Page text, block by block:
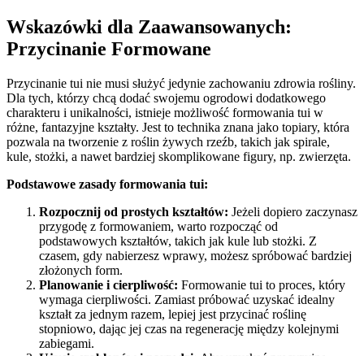
Wskazówki dla Zaawansowanych:
Przycinanie Formowane
Przycinanie tui nie musi służyć jedynie zachowaniu zdrowia rośliny.
Dla tych, którzy chcą dodać swojemu ogrodowi dodatkowego
charakteru i unikalności, istnieje możliwość formowania tui w
różne, fantazyjne kształty. Jest to technika znana jako topiary, która
pozwala na tworzenie z roślin żywych rzeźb, takich jak spirale,
kule, stożki, a nawet bardziej skomplikowane figury, np. zwierzęta.
Podstawowe zasady formowania tui:
Rozpocznij od prostych kształtów: Jeżeli dopiero zaczynasz
przygodę z formowaniem, warto rozpocząć od
podstawowych kształtów, takich jak kule lub stożki. Z
czasem, gdy nabierzesz wprawy, możesz spróbować bardziej
złożonych form.
Planowanie i cierpliwość: Formowanie tui to proces, który
wymaga cierpliwości. Zamiast próbować uzyskać idealny
kształt za jednym razem, lepiej jest przycinać roślinę
stopniowo, dając jej czas na regenerację między kolejnymi
zabiegami.